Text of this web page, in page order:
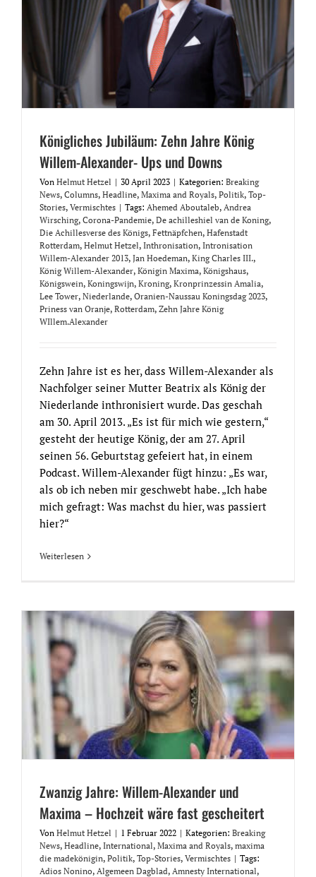
Königliches Jubiläum: Zehn Jahre König
Willem-Alexander- Ups und Downs
Von Helmut Hetzel | 30 April 2023 | Kategorien: Breaking
News, Columns, Headline, Maxima and Royals, Politik, Top-
Stories, Vermischtes | Tags: Ahemed Aboutaleb, Andrea
Wirsching, Corona-Pandemie, De achilleshiel van de Koning,
Die Achillesverse des Königs, Fettnäpfchen, Hafenstadt
Rotterdam, Helmut Hetzel, Inthronisation, Intronisation
Willem-Alexander 2013, Jan Hoedeman, King Charles III.,
König Willem-Alexander, Königin Maxima, Königshaus,
Königswein, Koningswijn, Kroning, Kronprinzessin Amalia,
Lee Tower, Niederlande, Oranien-Naussau Koningsdag 2023,
Priness van Oranje, Rotterdam, Zehn Jahre König
WIllem.Alexander
Zehn Jahre ist es her, dass Willem-Alexander als
Nachfolger seiner Mutter Beatrix als König der
Niederlande inthronisiert wurde. Das geschah
am 30. April 2013. „Es ist für mich wie gestern,“
gesteht der heutige König, der am 27. April
seinen 56. Geburtstag gefeiert hat, in einem
Podcast. Willem-Alexander fügt hinzu: „Es war,
als ob ich neben mir geschwebt habe. „Ich habe
mich gefragt: Was machst du hier, was passiert
hier?“
Weiterlesen
Zwanzig Jahre: Willem-Alexander und
Maxima – Hochzeit wäre fast gescheitert
Von Helmut Hetzel | 1 Februar 2022 | Kategorien: Breaking
News, Headline, International, Maxima and Royals, maxima
die madekönigin, Politik, Top-Stories, Vermischtes | Tags:
Adios Nonino, Algemeen Dagblad, Amnesty International,